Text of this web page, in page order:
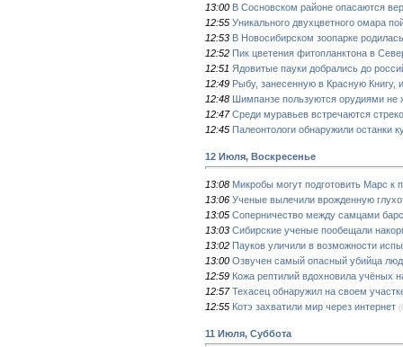
13:00 В Сосновском районе опасаются
12:55 Уникального двухцветного омара
12:53 В Новосибирском зоопарке
12:52 Пик цветения фитопланктона в
12:51 Ядовитые пауки добрались до
12:49 Рыбу, занесенную в Красную Книгу,
12:48 Шимпанзе пользуются орудиями не
12:47 Среди муравьев встречаются
12:45 Палеонтологи обнаружили останки
12 Июля, Воскресенье
13:08 Микробы могут подготовить Марс к
13:06 Ученые вылечили врожденную
13:05 Соперничество между самцами
13:03 Сибирские ученые пообещали
13:02 Пауков уличили в возможности
13:00 Озвучен самый опасный убийца
12:59 Кожа рептилий вдохновила учёных
12:57 Техасец обнаружил на своем
12:55 Котэ захватили мир через интернет
11 Июля, Суббота